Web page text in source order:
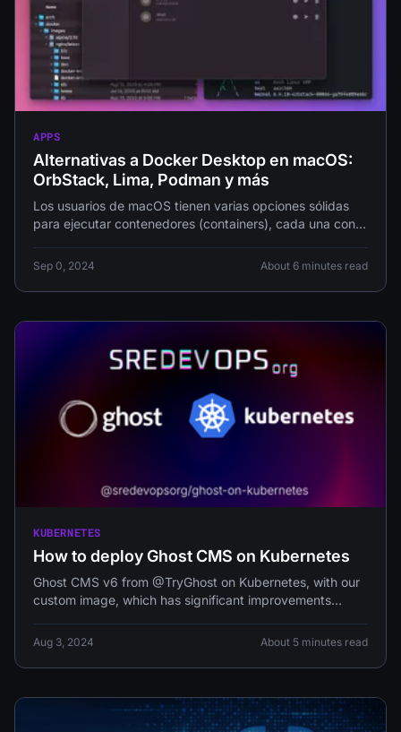
APPS
Alternativas a Docker Desktop en macOS:
OrbStack, Lima, Podman y más
Los usuarios de macOS tienen varias opciones sólidas
para ejecutar contenedores (containers), cada una con
Sep 0, 2024 About 6 minutes read
KUBERNETES
How to deploy Ghost CMS on Kubernetes
Ghost CMS v6 from @TryGhost on Kubernetes, with our
custom image, which has significant improvements
Aug 3, 2024 About 5 minutes read